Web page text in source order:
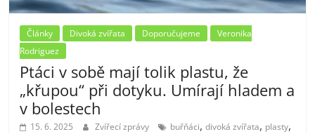
Články Divoká zvířata Doporučujeme
Veronika
Rodriguez
Ptáci v sobě mají tolik plastu, že
„křupou“ při dotyku. Umírají hladem a
v bolestech
15. 6. 2025 Zvířecí zprávy buřňáci,divoká zvířata, plasty,